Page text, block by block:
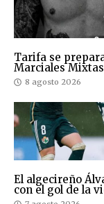
Tarifa se
Marciales
8 agosto 2026
El algecireño
con el gol de la